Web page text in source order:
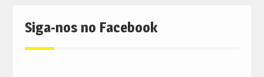
Siga-nos no Facebook